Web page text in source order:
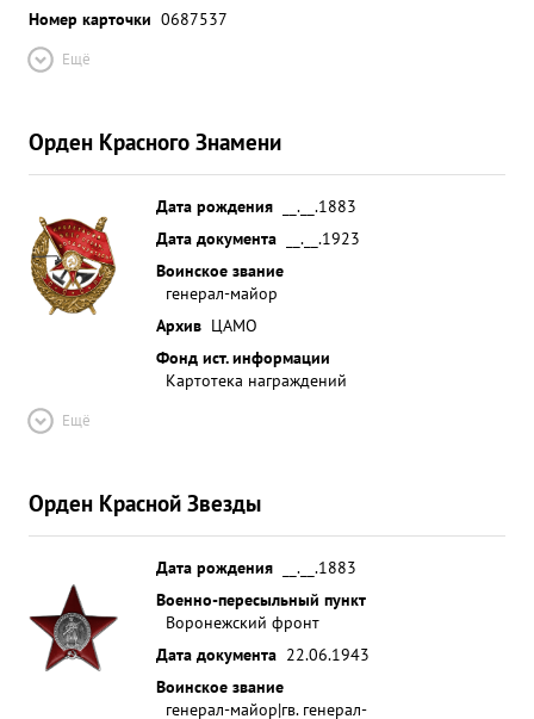
Номер карточки 0687537
Ещё
Орден Красного Знамени
Дата рождения
__.__.1883
Дата документа
__.__.1923
Воинское звание
генерал-майор
Архив ЦАМО
Фонд ист. информации
Картотека награждений
Ещё
Орден Красной Звезды
Дата рождения
__.__.1883
Военно-пересыльный пункт
Воронежский фронт
Дата документа 22.06.1943
Воинское звание
генерал-майор|гв. генерал-